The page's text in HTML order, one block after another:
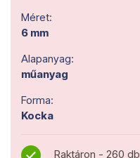
Méret:
6 mm
Alapanyag:
műanyag
Forma:
Kocka
Raktáron - 260 db